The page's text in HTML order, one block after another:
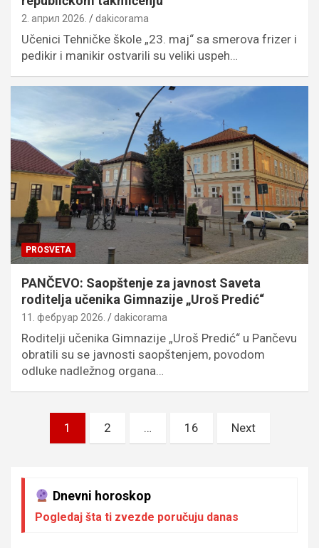
2. април 2026. dakicorama
Učenici Tehničke škole „23. maj“ sa smerova frizer i
pedikir i manikir ostvarili su veliki uspeh…
PROSVETA
PANČEVO: Saopštenje za javnost Saveta
roditelja učenika Gimnazije „Uroš Predić“
11. фебруар 2026. dakicorama
Roditelji učenika Gimnazije „Uroš Predić“ u Pančevu
obratili su se javnosti saopštenjem, povodom
odluke nadležnog organa…
Пагинација
чланака
1 2 … 16 Next
Dnevni horoskop
Pogledaj šta ti zvezde poručuju danas